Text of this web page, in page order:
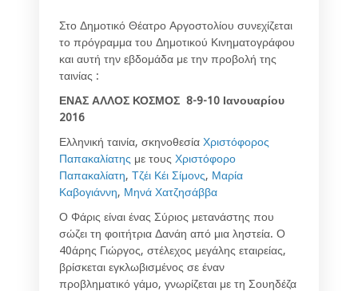
Στο Δημοτικό Θέατρο Αργοστολίου συνεχίζεται
το πρόγραμμα του Δημοτικού Κινηματογράφου
και αυτή την εβδομάδα με την προβολή της
ταινίας :
ΕΝΑΣ ΑΛΛΟΣ ΚΟΣΜΟΣ 8-9-10 Ιανουαρίου
2016
Ελληνική ταινία, σκηνοθεσία Χριστόφορος
Παπακαλίατης με τους Χριστόφορο
Παπακαλίατη, Τζέι Κέι Σίμονς, Μαρία
Καβογιάννη, Μηνά Χατζησάββα
Ο Φάρις είναι ένας Σύριος μετανάστης που
σώζει τη φοιτήτρια Δανάη από μια ληστεία. Ο
40άρης Γιώργος, στέλεχος μεγάλης εταιρείας,
βρίσκεται εγκλωβισμένος σε έναν
προβληματικό γάμο, γνωρίζεται με τη Σουηδέζα